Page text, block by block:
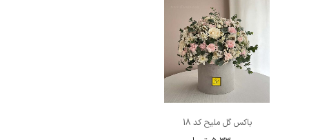
باکس گل ملیح کد 18